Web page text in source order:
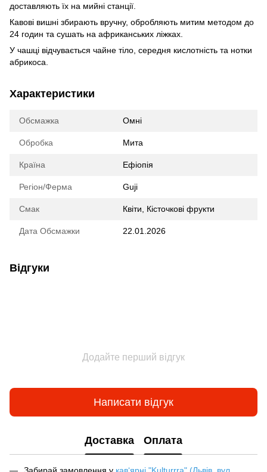
доставляють їх на мийні станції.
Кавові вишні збирають вручну, обробляють митим методом до
24 годин та сушать на африканських ліжках.
У чашці відчувається чайне тіло, середня кислотність та нотки
абрикоса.
Характеристики
Обсмажка Омні
Обробка Мита
Країна Ефіопія
Регіон/Ферма Guji
Смак Квіти, Кісточкові фрукти
Дата Обсмажки 22.01.2026
Відгуки
Додайте перший відгук
Написати відгук
Доставка Оплата